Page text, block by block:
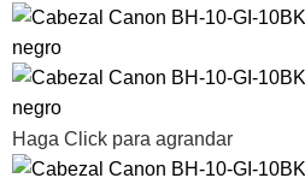
Haga Click para agrandar